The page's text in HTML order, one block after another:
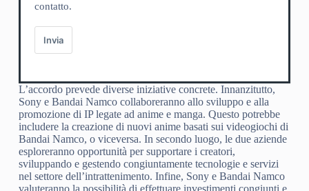
contatto.
Invia
L’accordo prevede diverse iniziative concrete. Innanzitutto,
Sony e Bandai Namco collaboreranno allo sviluppo e alla
promozione di IP legate ad anime e manga. Questo potrebbe
includere la creazione di nuovi anime basati sui videogiochi di
Bandai Namco, o viceversa. In secondo luogo, le due aziende
esploreranno opportunità per supportare i creatori,
sviluppando e gestendo congiuntamente tecnologie e servizi
nel settore dell’intrattenimento. Infine, Sony e Bandai Namco
valuteranno la possibilità di effettuare investimenti congiunti e